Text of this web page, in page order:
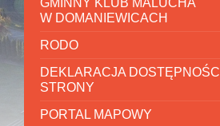
GMINNY KLUB MALUCHA
W DOMANIEWICACH
RODO
DEKLARACJA DOSTĘPNOŚCI
STRONY
PORTAL MAPOWY